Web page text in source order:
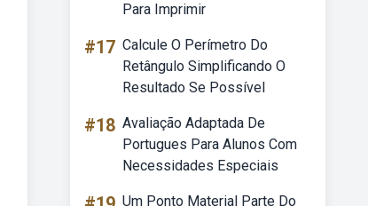
Para Imprimir
#17 Calcule O Perímetro Do
Retângulo Simplificando O
Resultado Se Possível
#18 Avaliação Adaptada De
Portugues Para Alunos Com
Necessidades Especiais
Um Ponto Material Parte Do